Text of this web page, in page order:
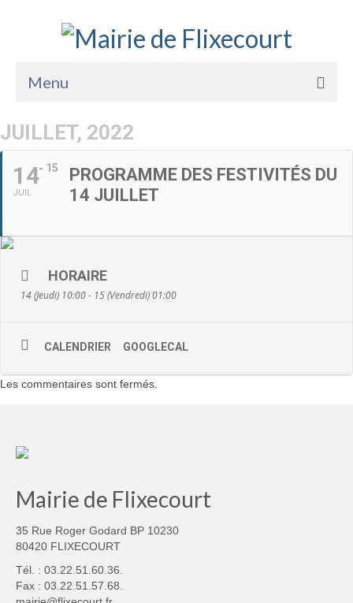
Menu
Accueil
Vie Pratique
JUILLET, 2022
14
JUIL
15
PROGRAMME DES FESTIVITÉS DU
14 JUILLET
HORAIRE
14 (Jeudi) 10:00 - 15 (Vendredi) 01:00
CALENDRIER GOOGLECAL
Les commentaires sont fermés.
Mairie de Flixecourt
35 Rue Roger Godard BP 10230
80420 FLIXECOURT
Tél. : 03.22.51.60.36.
Fax : 03.22.51.57.68.